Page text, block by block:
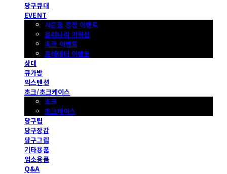
당구큐대
EVENT
사은품 증정 이벤트
몰리나리 기획전
초크 이벤트
프레데터 이벤트
상대
큐가방
익스텐션
초크/초크케이스
초크
초크케이스
당구팁
당구장갑
당구그립
기타용품
업소용품
Q&A